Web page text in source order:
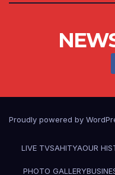
Proudly powered by
LIVE TVSAHITYAOUR
PHOTO GALLERY